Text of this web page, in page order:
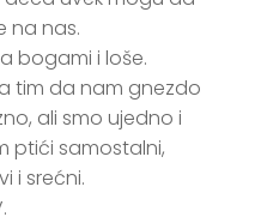
na nas.
bogami i loše.
tim da nam gnezdo
ali smo ujedno i
ptići samostalni,
i srećni.